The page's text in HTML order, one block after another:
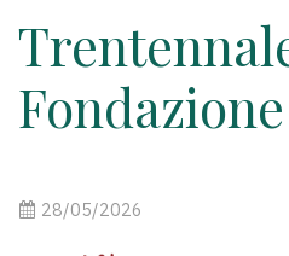
Fondazione
28/05/2026